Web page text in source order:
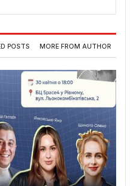
POSTS MORE FROM AUTHOR